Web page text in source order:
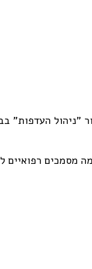
"ניהול העדפות"
מסמכים